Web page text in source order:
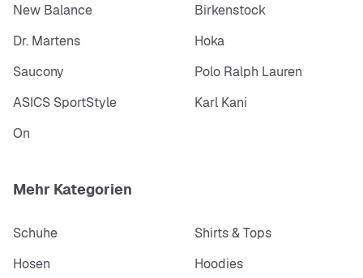
New Balance
Birkenstock
Dr. Martens
Hoka
Saucony
Polo Ralph Lauren
ASICS SportStyle
Karl Kani
On
Mehr Kategorien
Schuhe
Shirts & Tops
Hosen
Hoodies